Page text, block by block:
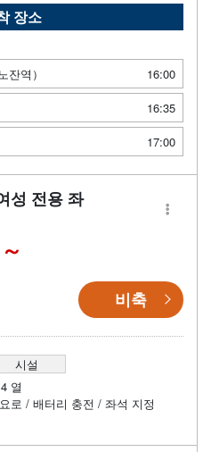
장소
역）
16:00
16:35
17:00
성 전용 좌
비축
시설
4 열
로 / 배터리 충전 / 좌석 지정